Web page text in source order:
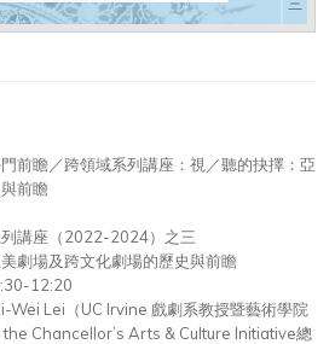
前瞻／跨領域系列講座：視／聽的抉擇：亞
前瞻
講座（2022-2024）之三
劇場及跨文化劇場的歷史與前瞻
12:20
Wei Lei（UC Irvine 戲劇系教授暨藝術學院
Chancellor’s Arts & Culture Initiative總